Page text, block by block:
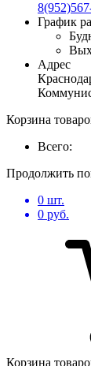
График
Адрес
Корзина
Всего:
Продолжить
0 шт.
0 руб.
Корзина